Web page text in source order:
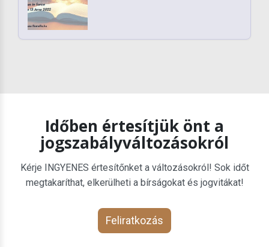
Időben értesítjük önt a
jogszabályváltozásokról
Kérje INGYENES értesítőnket a változásokról! Sok időt
megtakaríthat, elkerülheti a bírságokat és jogvitákat!
Feliratkozás